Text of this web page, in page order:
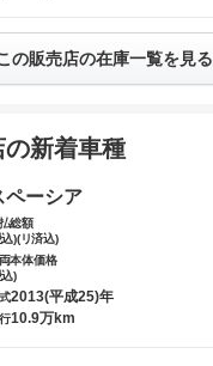
の販売店の在庫一覧を見る
の新着車種
ペーシア
総額
)(リ済込)
本体価格
)
2013(平成25)年
10.9万km